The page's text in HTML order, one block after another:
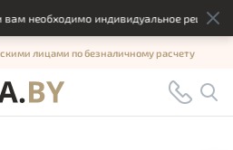
необходимо индивидуальное решение,
лицами по безналичному расчету